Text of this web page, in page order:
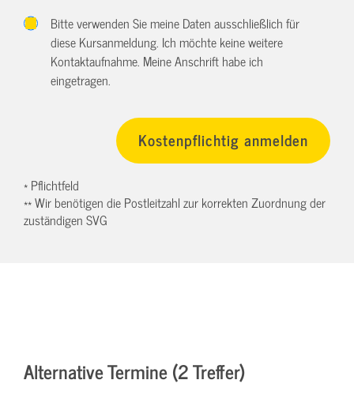
Bitte verwenden Sie meine Daten ausschließlich für
diese Kursanmeldung. Ich möchte keine weitere
Kontaktaufnahme. Meine Anschrift habe ich
eingetragen.
* Pflichtfeld
** Wir benötigen die Postleitzahl zur korrekten Zuordnung der
zuständigen SVG
Alternative Termine (2 Treffer)